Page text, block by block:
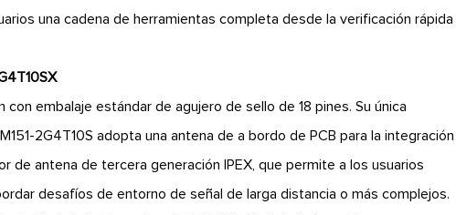
una cadena de herramientas completa desde la verificación rápida
embalaje estándar de agujero de sello de 18 pines. Su única
2G4T10S adopta una antena de a bordo de PCB para la integración
de antena de tercera generación IPEX, que permite a los usuarios
desafíos de entorno de señal de larga distancia o más complejos.